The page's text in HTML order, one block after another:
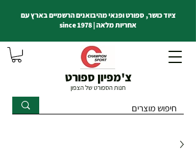
צ'מפיון ספורט
חנות הספורט של הצפון
ציוד כושר, ספורט ופנאי מהיבואנים הרשמיים בארץ עם
אחריות מלאה | since 1978